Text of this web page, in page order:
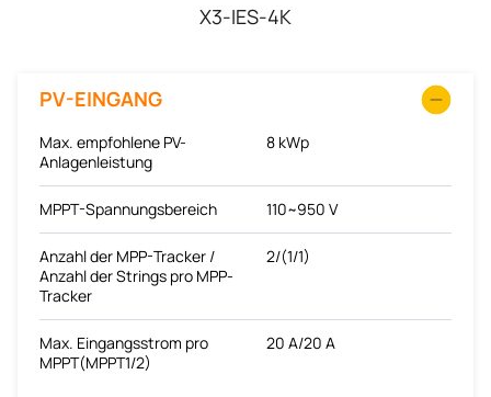
X3-IES-4K
PV-EINGANG
Max. empfohlene PV-
Anlagenleistung
8 kWp
MPPT-Spannungsbereich 110~950 V
Anzahl der MPP-Tracker /
Anzahl der Strings pro MPP-
Tracker
2/(1/1)
Max. Eingangsstrom pro
MPPT(MPPT1/2)
20 A/20 A